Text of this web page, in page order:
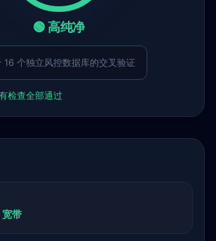
🟢 高纯净
16 个独立风控数据库的交叉验证
检查全部通过
宽带